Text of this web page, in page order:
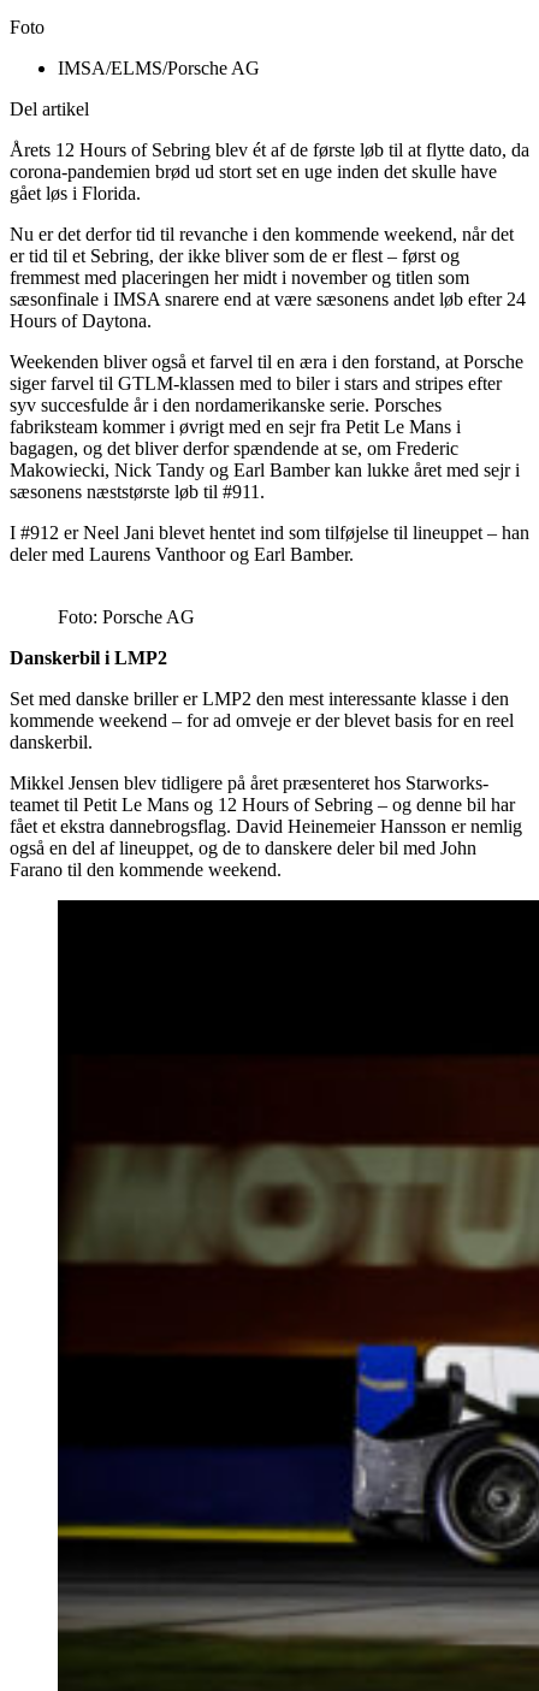
Foto
IMSA/ELMS/Porsche AG
Del artikel
Årets 12 Hours of Sebring blev ét af de første løb til at flytte dato, da
corona-pandemien brød ud stort set en uge inden det skulle have
gået løs i Florida.
Nu er det derfor tid til revanche i den kommende weekend, når det
er tid til et Sebring, der ikke bliver som de er flest – først og
fremmest med placeringen her midt i november og titlen som
sæsonfinale i IMSA snarere end at være sæsonens andet løb efter 24
Hours of Daytona.
Weekenden bliver også et farvel til en æra i den forstand, at Porsche
siger farvel til GTLM-klassen med to biler i stars and stripes efter
syv succesfulde år i den nordamerikanske serie. Porsches
fabriksteam kommer i øvrigt med en sejr fra Petit Le Mans i
bagagen, og det bliver derfor spændende at se, om Frederic
Makowiecki, Nick Tandy og Earl Bamber kan lukke året med sejr i
sæsonens næststørste løb til #911.
I #912 er Neel Jani blevet hentet ind som tilføjelse til lineuppet – han
deler med Laurens Vanthoor og Earl Bamber.
Foto: Porsche AG
Danskerbil i LMP2
Set med danske briller er LMP2 den mest interessante klasse i den
kommende weekend – for ad omveje er der blevet basis for en reel
danskerbil.
Mikkel Jensen blev tidligere på året præsenteret hos Starworks-
teamet til Petit Le Mans og 12 Hours of Sebring – og denne bil har
fået et ekstra dannebrogsflag. David Heinemeier Hansson er nemlig
også en del af lineuppet, og de to danskere deler bil med John
Farano til den kommende weekend.